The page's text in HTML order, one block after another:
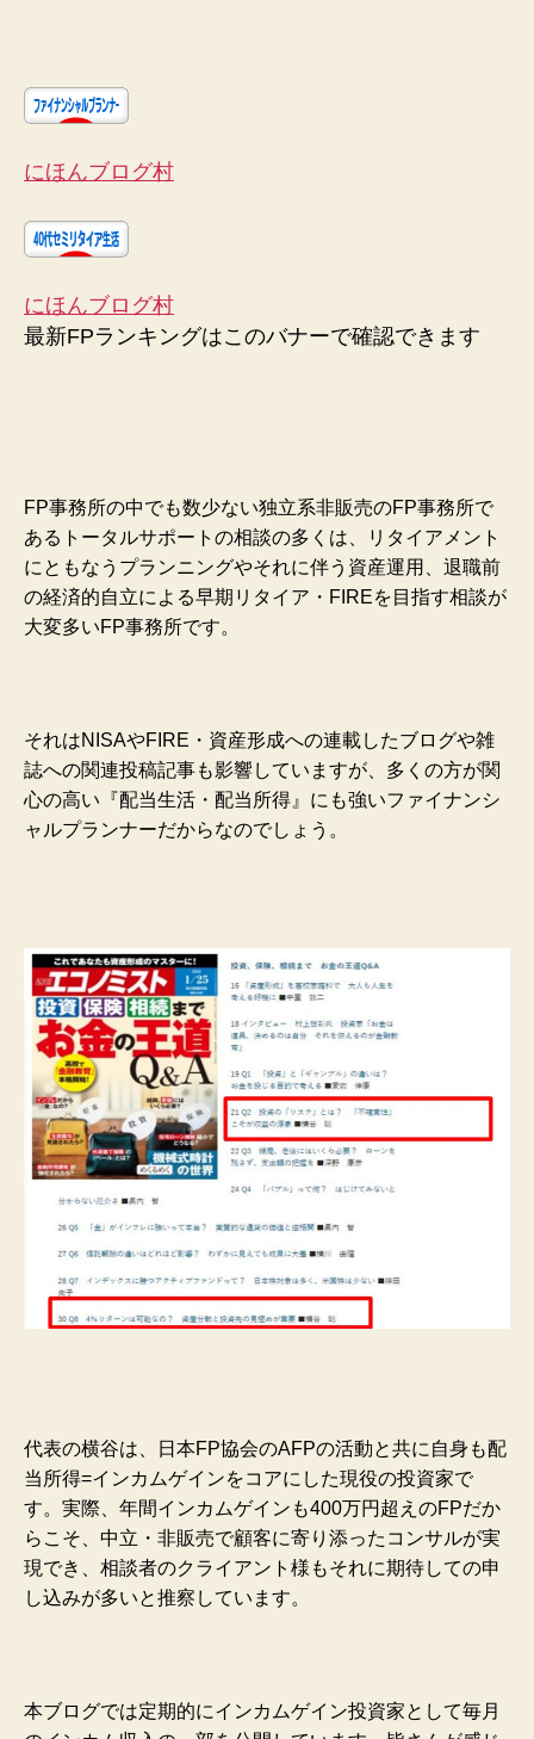
にほんブログ村
にほんブログ村
最新FPランキングはこのバナーで確認できます
FP事務所の中でも数少ない独立系非販売のFP事務所で
あるトータルサポートの相談の多くは、リタイアメント
にともなうプランニングやそれに伴う資産運用、退職前
の経済的自立による早期リタイア・FIREを目指す相談が
大変多いFP事務所です。
それはNISAやFIRE・資産形成への連載したブログや雑
誌への関連投稿記事も影響していますが、多くの方が関
心の高い『配当生活・配当所得』にも強いファイナンシ
ャルプランナーだからなのでしょう。
代表の横谷は、日本FP協会のAFPの活動と共に自身も配
当所得=インカムゲインをコアにした現役の投資家で
す。実際、年間インカムゲインも400万円超えのFPだか
らこそ、中立・非販売で顧客に寄り添ったコンサルが実
現でき、相談者のクライアント様もそれに期待しての申
し込みが多いと推察しています。
本ブログでは定期的にインカムゲイン投資家として毎月